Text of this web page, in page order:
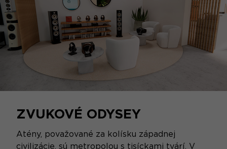
ZVUKOVÉ ODYSEY
Atény, považované za kolísku západnej
civilizácie, sú metropolou s tisíckami tvárí. V